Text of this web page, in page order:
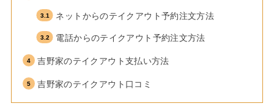
ネットからのテイクアウト予約注文方法
電話からのテイクアウト予約注文方法
吉野家のテイクアウト支払い方法
吉野家のテイクアウト口コミ